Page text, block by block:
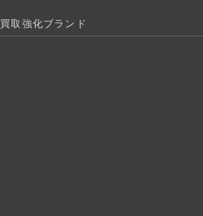
買取強化ブランド